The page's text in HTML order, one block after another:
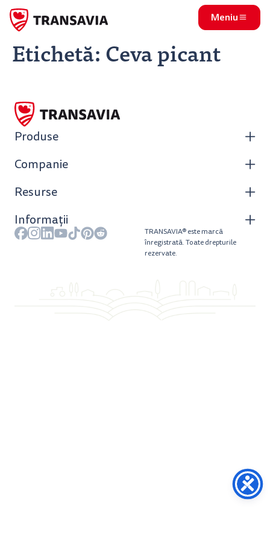
Meniu
Etichetă: Ceva picant
Produse
Companie
Resurse
Informații
TRANSAVIA® este marcă
înregistrată. Toate drepturile
rezervate.